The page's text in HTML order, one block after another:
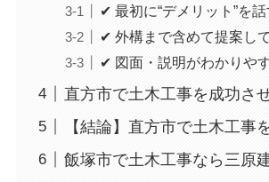
✔ 最初に“デメリット”を
✔ 外構まで含めて提案し
✔ 図面・説明がわかりや
直方市で土木工事を成功さ
【結論】直方市で土木工事
飯塚市で土木工事なら三原